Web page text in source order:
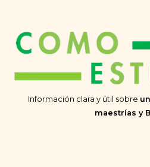
Información clara y útil sobre
maestrías y